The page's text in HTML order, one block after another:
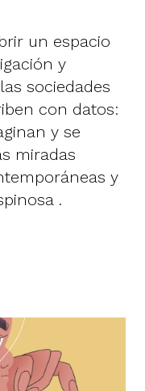
un espacio
y
sociedades
con datos:
y se
miradas
y
.